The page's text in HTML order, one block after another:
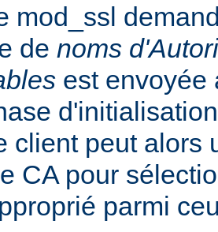
mod_ssl
de noms
est envoyée
client peut alors
CA pour
parmi